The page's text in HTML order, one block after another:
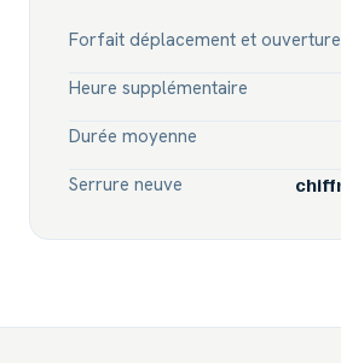
Forfait déplacement et ouverture
Heure supplémentaire
Durée moyenne
Serrure neuve